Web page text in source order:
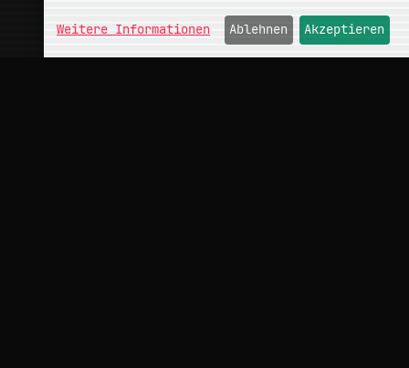
Weitere Informationen Ablehnen Akzeptieren